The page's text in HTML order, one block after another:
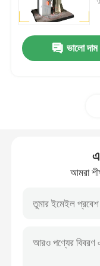
স্বয়ংক্রিয় পাইপ
ভালো দাম
আমরা